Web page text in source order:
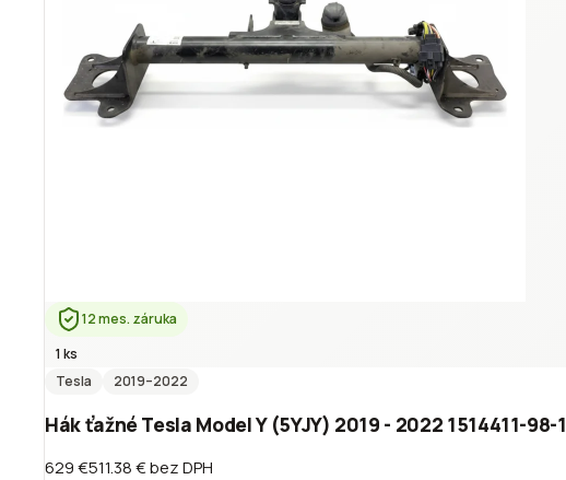
12 mes. záruka
1 ks
Tesla
2019–2022
Hák ťažné Tesla Model Y (5YJY) 2019 - 2022 1514411-98-1
629 €511.38 €bez DPH